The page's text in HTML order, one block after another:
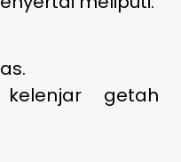
kelenjar getah